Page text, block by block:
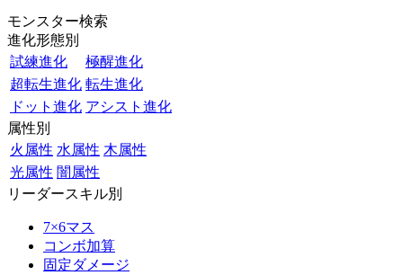
モンスター検索
進化形態別
試練進化
極醒進化
超転生進化 転生進化
ドット進化 アシスト進化
属性別
火属性 水属性 木属性
光属性 闇属性
リーダースキル別
7×6マス
コンボ加算
固定ダメージ